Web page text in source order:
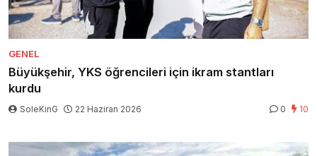
GENEL
Büyükşehir, YKS öğrencileri için ikram stantları
kurdu
SoleKinG 22 Haziran 2026 0 10